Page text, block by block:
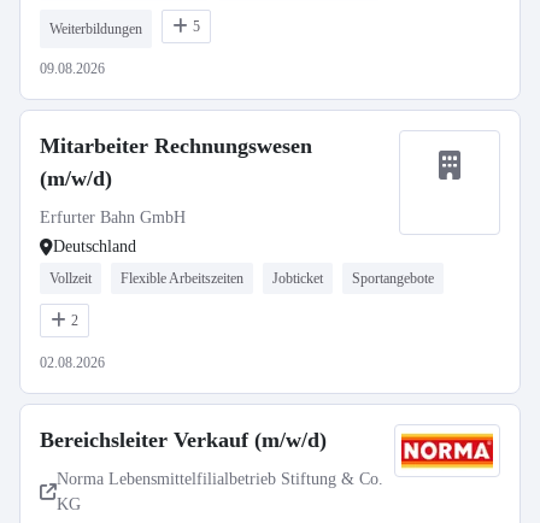
Weiterbildungen 5
09.08.2026
Mitarbeiter Rechnungswesen
(m/w/d)
Erfurter Bahn GmbH
Deutschland
Vollzeit Flexible Arbeitszeiten Jobticket Sportangebote
2
02.08.2026
Bereichsleiter Verkauf (m/w/d)
Norma Lebensmittelfilialbetrieb Stiftung & Co.
KG